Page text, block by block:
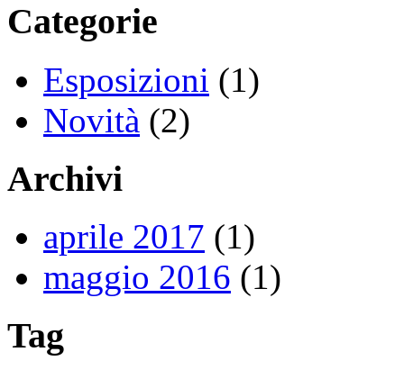
Categorie
Esposizioni (1)
Novità (2)
Archivi
aprile 2017 (1)
maggio 2016 (1)
Tag